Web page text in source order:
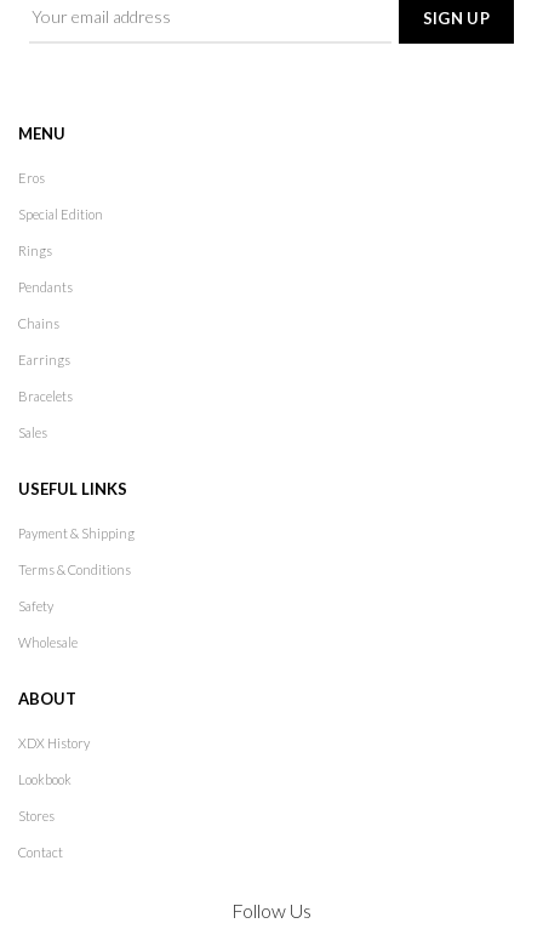
MENU
Eros
Special Edition
Rings
Pendants
Chains
Earrings
Bracelets
Sales
USEFUL LINKS
Payment & Shipping
Terms & Conditions
Safety
Wholesale
ABOUT
XDX History
Lookbook
Stores
Contact
Follow Us